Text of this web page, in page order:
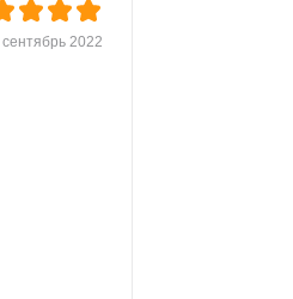
сентябрь 2022